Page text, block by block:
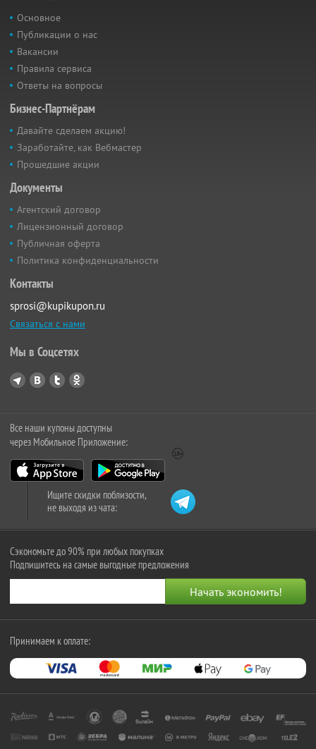
Основное
Публикации о нас
Вакансии
Правила сервиса
Ответы на вопросы
Бизнес-Партнёрам
Давайте сделаем акцию!
Заработайте, как Вебмастер
Прошедшие акции
Документы
Агентский договор
Лицензионный договор
Публичная оферта
Политика конфиденциальности
Контакты
sprosi@kupikupon.ru
Связаться с нами
Мы в Соцсетях
Все наши купоны доступны
через Мобильное Приложение:
Ищите скидки поблизости,
не выходя из чата:
Сэкономьте до 90% при любых покупках
Подпишитесь на самые выгодные предложения
Принимаем к оплате: